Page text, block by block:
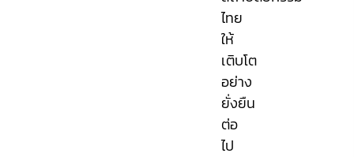
ไทย
ให้
เติบโต
อย่าง
ยั่งยืน
ต่อ
ไป